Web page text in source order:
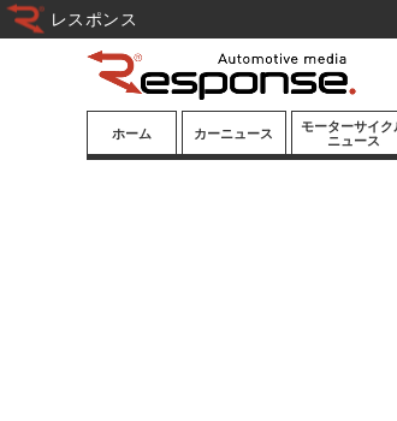
ホーム カーニュース
モーターサイク
ニュース
レスポンス